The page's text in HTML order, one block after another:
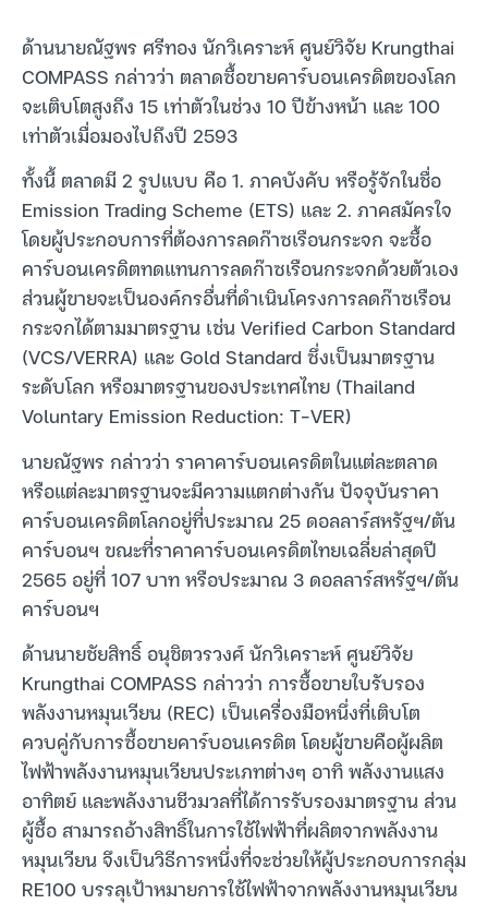
ด้านนายณัฐพร ศรีทอง นักวิเคราะห์ ศูนย์วิจัย Krungthai
COMPASS กล่าวว่า ตลาดซื้อขายคาร์บอนเครดิตของโลก
จะเติบโตสูงถึง 15 เท่าตัวในช่วง 10 ปีข้างหน้า และ 100
เท่าตัวเมื่อมองไปถึงปี 2593
ทั้งนี้ ตลาดมี 2 รูปแบบ คือ 1. ภาคบังคับ หรือรู้จักในชื่อ
Emission Trading Scheme (ETS) และ 2. ภาคสมัครใจ
โดยผู้ประกอบการที่ต้องการลดก๊าซเรือนกระจก จะซื้อ
คาร์บอนเครดิตทดแทนการลดก๊าซเรือนกระจกด้วยตัวเอง
ส่วนผู้ขายจะเป็นองค์กรอื่นที่ดำเนินโครงการลดก๊าซเรือน
กระจกได้ตามมาตรฐาน เช่น Verified Carbon Standard
(VCS/VERRA) และ Gold Standard ซึ่งเป็นมาตรฐาน
ระดับโลก หรือมาตรฐานของประเทศไทย (Thailand
Voluntary Emission Reduction: T-VER)
นายณัฐพร กล่าวว่า ราคาคาร์บอนเครดิตในแต่ละตลาด
หรือแต่ละมาตรฐานจะมีความแตกต่างกัน ปัจจุบันราคา
คาร์บอนเครดิตโลกอยู่ที่ประมาณ 25 ดอลลาร์สหรัฐฯ/ตัน
คาร์บอนฯ ขณะที่ราคาคาร์บอนเครดิตไทยเฉลี่ยล่าสุดปี
2565 อยู่ที่ 107 บาท หรือประมาณ 3 ดอลลาร์สหรัฐฯ/ตัน
คาร์บอนฯ
ด้านนายชัยสิทธิ์ อนุชิตวรวงศ์ นักวิเคราะห์ ศูนย์วิจัย
Krungthai COMPASS กล่าวว่า การซื้อขายใบรับรอง
พลังงานหมุนเวียน (REC) เป็นเครื่องมือหนึ่งที่เติบโต
ควบคู่กับการซื้อขายคาร์บอนเครดิต โดยผู้ขายคือผู้ผลิต
ไฟฟ้าพลังงานหมุนเวียนประเภทต่างๆ อาทิ พลังงานแสง
อาทิตย์ และพลังงานชีวมวลที่ได้การรับรองมาตรฐาน ส่วน
ผู้ซื้อ สามารถอ้างสิทธิ์ในการใช้ไฟฟ้าที่ผลิตจากพลังงาน
หมุนเวียน จึงเป็นวิธีการหนึ่งที่จะช่วยให้ผู้ประกอบการกลุ่ม
RE100 บรรลุเป้าหมายการใช้ไฟฟ้าจากพลังงานหมุนเวียน